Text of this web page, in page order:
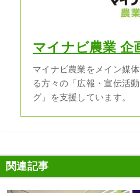
マイナビ農業 企
マイナビ農業をメイン媒
る方々の「広報・宣伝活
グ」を支援しています。
関連記事